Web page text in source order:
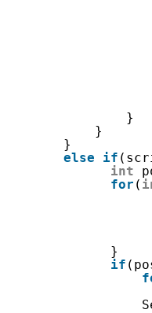
}
}
}
else
if
int
for (
}
if